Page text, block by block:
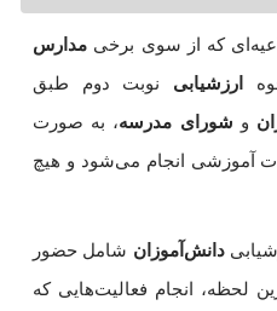
که از سوی برخی مدارس
ارزشیابی نوبت دوم طبق
و شورای مدرسه، به صورت
آموزشی انجام می‌شود و هیچ
دانش‌آموزان شامل حضور
لحظه، انجام فعالیت‌هایی که